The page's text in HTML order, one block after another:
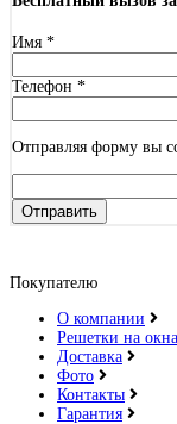
Имя *
Телефон *
Отправляя форму вы
Отправить
Покупателю
О компании
Решетки на окна
Доставка
Фото
Контакты
Гарантия